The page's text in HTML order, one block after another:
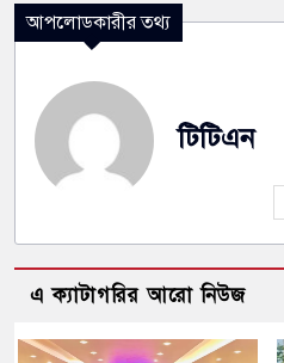
আপলোডকারীর তথ্য
টিটিএন
এ ক্যাটাগরির আরো নিউজ